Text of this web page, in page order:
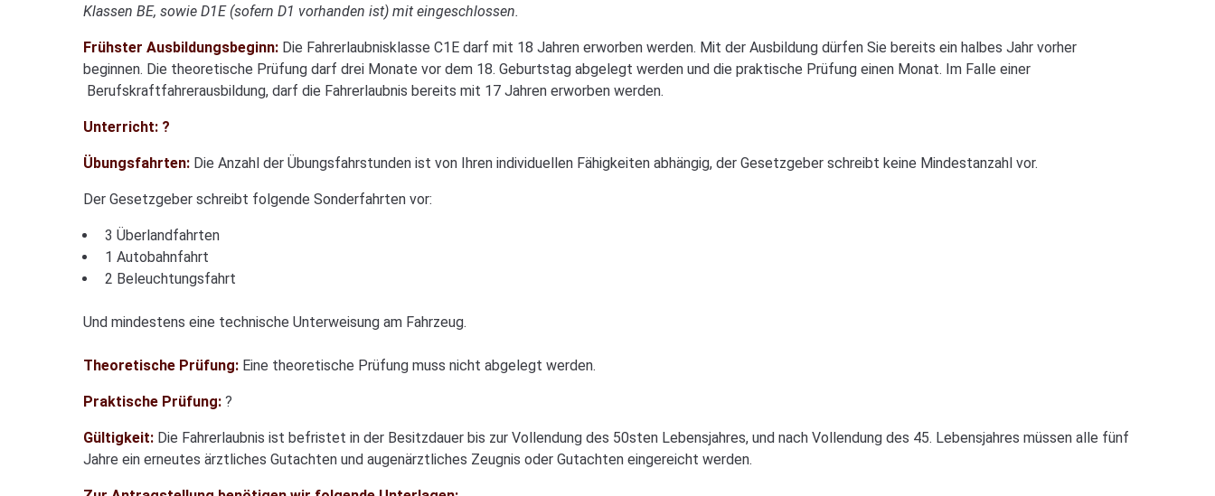
Klassen BE, sowie D1E (sofern D1 vorhanden ist) mit eingeschlossen.
Frühster Ausbildungsbeginn: Die Fahrerlaubnisklasse C1E darf mit 18 Jahren erworben werden. Mit der Ausbildung dürfen Sie bereits ein halbes Jahr vorher
beginnen. Die theoretische Prüfung darf drei Monate vor dem 18. Geburtstag abgelegt werden und die praktische Prüfung einen Monat. Im Falle einer
Berufskraftfahrerausbildung, darf die Fahrerlaubnis bereits mit 17 Jahren erworben werden.
Unterricht: ?
Übungsfahrten: Die Anzahl der Übungsfahrstunden ist von Ihren individuellen Fähigkeiten abhängig, der Gesetzgeber schreibt keine Mindestanzahl vor.
Der Gesetzgeber schreibt folgende Sonderfahrten vor:
3 Überlandfahrten
1 Autobahnfahrt
2 Beleuchtungsfahrt
Und mindestens eine technische Unterweisung am Fahrzeug.
Theoretische Prüfung: Eine theoretische Prüfung muss nicht abgelegt werden.
Praktische Prüfung: ?
Gültigkeit: Die Fahrerlaubnis ist befristet in der Besitzdauer bis zur Vollendung des 50sten Lebensjahres, und nach Vollendung des 45. Lebensjahres müssen alle fünf
Jahre ein erneutes ärztliches Gutachten und augenärztliches Zeugnis oder Gutachten eingereicht werden.